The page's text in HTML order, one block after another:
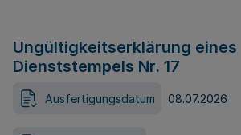
Ungültigkeitserklärung eines
Dienststempels Nr. 17
Ausfertigungsdatum 08.07.2026